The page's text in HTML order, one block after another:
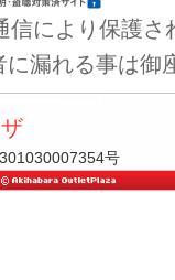
信により保護さ
漏れる事は御
号